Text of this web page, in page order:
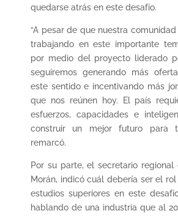
quedarse atrás en este desafío.
“A pesar de que nuestra
trabajando en este importante
por medio del proyecto liderado
seguiremos generando más
este sentido e incentivando más
que nos reúnen hoy. El país
esfuerzos, capacidades e
construir un mejor futuro para
remarcó.
Por su parte, el secretario regional
Morán, indicó cuál debería ser el
estudios superiores en este
hablando de una industria que al